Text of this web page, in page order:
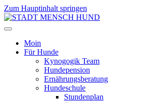
Zum Hauptinhalt springen
Moin
Für Hunde
Kynogogik Team
Hundepension
Ernährungsberatung
Hundeschule
Stundenplan